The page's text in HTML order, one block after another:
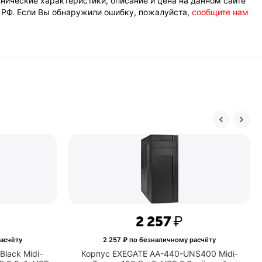
РФ. Если Вы обнаружили ошибку, пожалуйста, сообщите нам
Midi-
Корпус EXEGATE AA-440-UNS400 Midi-
2 257₽
2 257 ₽ по безналичному расчёту